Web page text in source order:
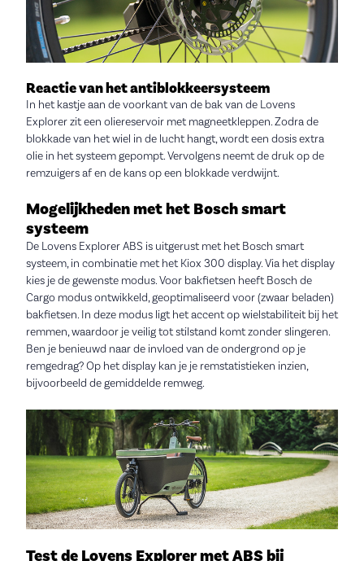
Reactie van het antiblokkeersysteem
In het kastje aan de voorkant van de bak van de Lovens
Explorer zit een oliereservoir met magneetkleppen. Zodra de
blokkade van het wiel in de lucht hangt, wordt een dosis extra
olie in het systeem gepompt. Vervolgens neemt de druk op de
remzuigers af en de kans op een blokkade verdwijnt.
Mogelijkheden met het Bosch smart
systeem
De Lovens Explorer ABS is uitgerust met het Bosch smart
systeem, in combinatie met het Kiox 300 display. Via het display
kies je de gewenste modus. Voor bakfietsen heeft Bosch de
Cargo modus ontwikkeld, geoptimaliseerd voor (zwaar beladen)
bakfietsen. In deze modus ligt het accent op wielstabiliteit bij het
remmen, waardoor je veilig tot stilstand komt zonder slingeren.
Ben je benieuwd naar de invloed van de ondergrond op je
remgedrag? Op het display kan je je remstatistieken inzien,
bijvoorbeeld de gemiddelde remweg.
Test de Lovens Explorer met ABS bij